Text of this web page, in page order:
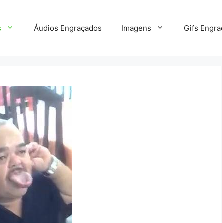
Áudios Engraçados Imagens Gifs